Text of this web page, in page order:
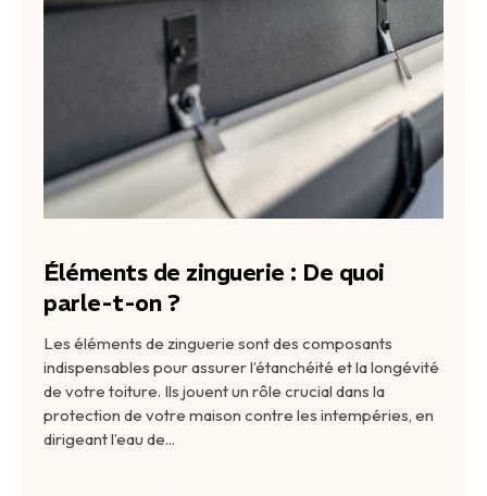
Éléments de zinguerie : De quoi
parle-t-on ?
Les éléments de zinguerie sont des composants
indispensables pour assurer l’étanchéité et la longévité
de votre toiture. Ils jouent un rôle crucial dans la
protection de votre maison contre les intempéries, en
dirigeant l’eau de